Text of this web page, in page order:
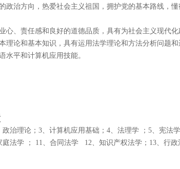
政治方向，热爱社会主义祖国，拥护党的基本路线，
心、责任感和良好的道德品质，具有为社会主义现代化
理论和基本知识，具有运用法学理论和方法分析问题
水平和计算机应用技能。
政治理论；3、计算机应用基础；4、法理学 ；5、宪法
庭法学 ； 11、合同法学 12、知识产权法学；13、行